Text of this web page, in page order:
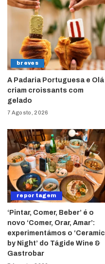
breves
A Padaria Portuguesa e Olá
criam croissants com
gelado
7 Agosto, 2026
reportagem
‘Pintar, Comer, Beber’ é o
novo ‘Comer, Orar, Amar’:
experimentámos o ‘Ceramic
by Night’ do Tágide Wine &
Gastrobar